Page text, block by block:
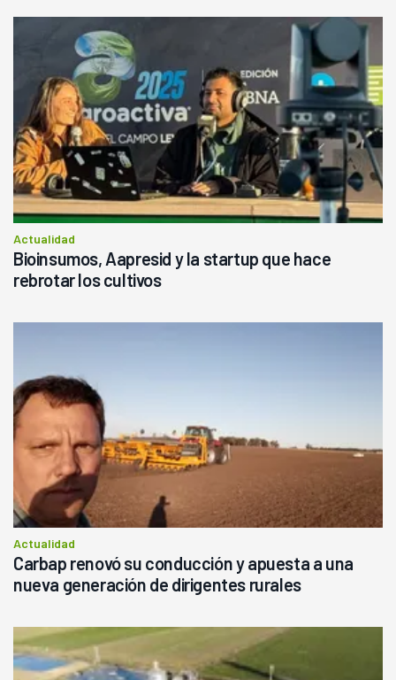
Actualidad
Bioinsumos, Aapresid y la startup que hace
rebrotar los cultivos
Actualidad
Carbap renovó su conducción y apuesta a una
nueva generación de dirigentes rurales